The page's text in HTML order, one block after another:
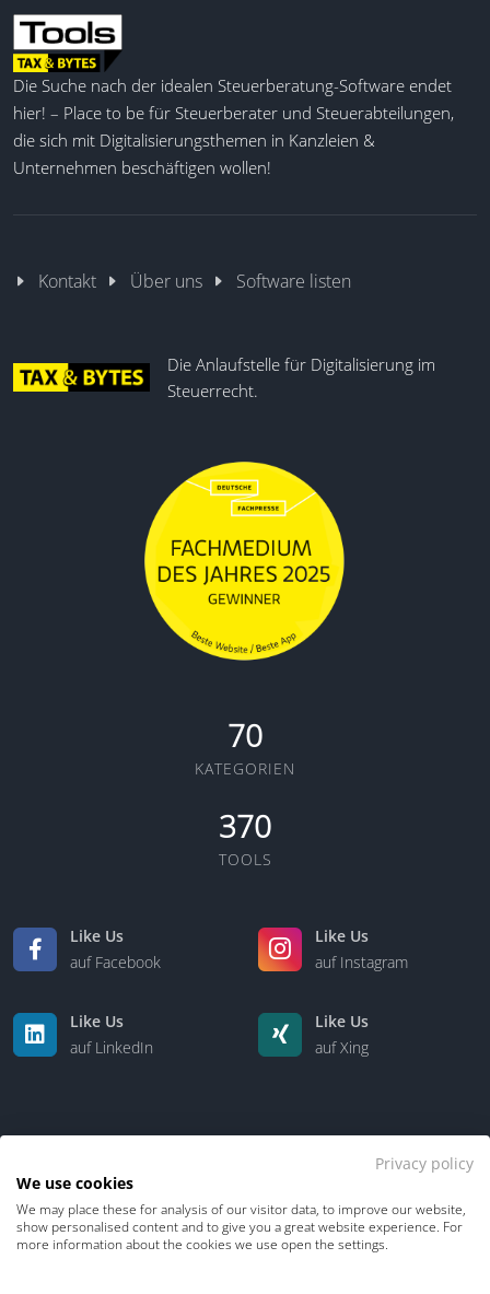
Die Suche nach der idealen Steuerberatung-Software endet
hier! – Place to be für Steuerberater und Steuerabteilungen,
die sich mit Digitalisierungsthemen in Kanzleien &
Unternehmen beschäftigen wollen!
Kontakt Über uns Software listen
Die Anlaufstelle für Digitalisierung im
Steuerrecht.
70
KATEGORIEN
370
TOOLS
Like Us
auf Facebook
Like Us
auf Instagram
Like Us
auf LinkedIn
Like Us
auf Xing
Kontakt Über uns
Privacy policy
We use cookies
We may place these for analysis of our visitor data, to improve our website,
show personalised content and to give you a great website experience. For
more information about the cookies we use open the settings.